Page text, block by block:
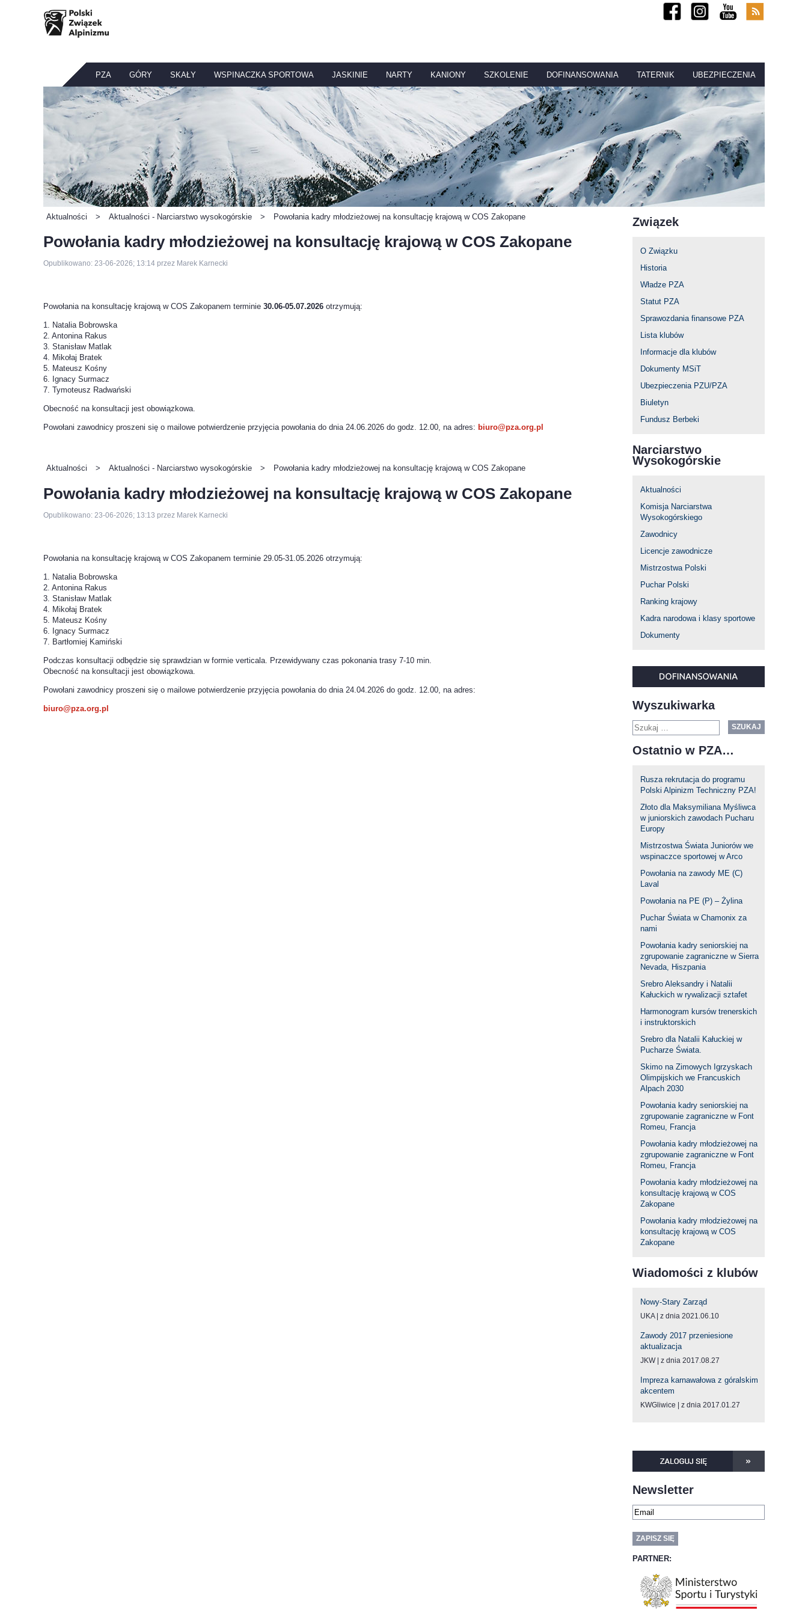
PZA GÓRY SKAŁY WSPINACZKA SPORTOWA JASKINIE NARTY KANIONY SZKOLENIE DOFINANSOWANIA TATERNIK UBEZPIECZENIA
Związek
O Związku
Historia
Władze PZA
Statut PZA
Sprawozdania finansowe PZA
Lista klubów
Informacje dla klubów
Dokumenty MSiT
Ubezpieczenia PZU/PZA
Biuletyn
Fundusz Berbeki
Narciarstwo
Wysokogórskie
Aktualności
Komisja Narciarstwa
Wysokogórskiego
Zawodnicy
Licencje zawodnicze
Mistrzostwa Polski
Puchar Polski
Ranking krajowy
Kadra narodowa i klasy sportowe
Dokumenty
Wyszukiwarka
SZUKAJ
Ostatnio w PZA…
Rusza rekrutacja do programu
Polski Alpinizm Techniczny PZA!
Złoto dla Maksymiliana Myśliwca
w juniorskich zawodach Pucharu
Europy
Mistrzostwa Świata Juniorów we
wspinaczce sportowej w Arco
Powołania na zawody ME (C)
Laval
Powołania na PE (P) – Żylina
Puchar Świata w Chamonix za
nami
Powołania kadry seniorskiej na
zgrupowanie zagraniczne w Sierra
Nevada, Hiszpania
Srebro Aleksandry i Natalii
Kałuckich w rywalizacji sztafet
Harmonogram kursów trenerskich
i instruktorskich
Srebro dla Natalii Kałuckiej w
Pucharze Świata.
Skimo na Zimowych Igrzyskach
Olimpijskich we Francuskich
Alpach 2030
Powołania kadry seniorskiej na
zgrupowanie zagraniczne w Font
Romeu, Francja
Powołania kadry młodzieżowej na
zgrupowanie zagraniczne w Font
Romeu, Francja
Powołania kadry młodzieżowej na
konsultację krajową w COS
Zakopane
Powołania kadry młodzieżowej na
konsultację krajową w COS
Zakopane
Wiadomości z klubów
Nowy-Stary Zarząd
UKA z dnia 2021.06.10
Zawody 2017 przeniesione
aktualizacja
JKW z dnia 2017.08.27
Impreza karnawałowa z góralskim
akcentem
KWGliwice z dnia 2017.01.27
Newsletter
PARTNER:
Aktualności > Aktualności - Narciarstwo wysokogórskie > Powołania kadry młodzieżowej na konsultację krajową w COS Zakopane
Powołania kadry młodzieżowej na konsultację krajową w COS Zakopane
Opublikowano: 23-06-2026; 13:14 przez Marek Karnecki
Powołania na konsultację krajową w COS Zakopanem terminie 30.06-05.07.2026 otrzymują:
1. Natalia Bobrowska
2. Antonina Rakus
3. Stanisław Matlak
4. Mikołaj Bratek
5. Mateusz Kośny
6. Ignacy Surmacz
7. Tymoteusz Radwański
Obecność na konsultacji jest obowiązkowa.
Powołani zawodnicy proszeni się o mailowe potwierdzenie przyjęcia powołania do dnia 24.06.2026 do godz. 12.00, na adres: biuro@pza.org.pl
Aktualności > Aktualności - Narciarstwo wysokogórskie > Powołania kadry młodzieżowej na konsultację krajową w COS Zakopane
Powołania kadry młodzieżowej na konsultację krajową w COS Zakopane
Opublikowano: 23-06-2026; 13:13 przez Marek Karnecki
Powołania na konsultację krajową w COS Zakopanem terminie 29.05-31.05.2026 otrzymują:
1. Natalia Bobrowska
2. Antonina Rakus
3. Stanisław Matlak
4. Mikołaj Bratek
5. Mateusz Kośny
6. Ignacy Surmacz
7. Bartłomiej Kamiński
Podczas konsultacji odbędzie się sprawdzian w formie verticala. Przewidywany czas pokonania trasy 7-10 min.
Obecność na konsultacji jest obowiązkowa.
Powołani zawodnicy proszeni się o mailowe potwierdzenie przyjęcia powołania do dnia 24.04.2026 do godz. 12.00, na adres:
biuro@pza.org.pl